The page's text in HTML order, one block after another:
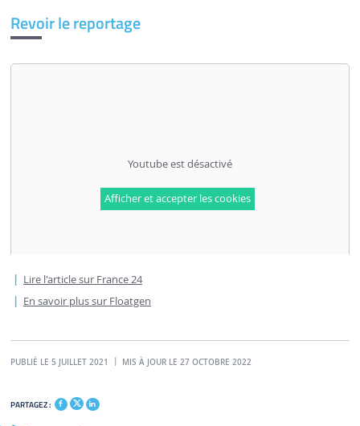
Revoir le reportage
Youtube est désactivé
Afficher et accepter les cookies
Lire l'article sur France 24
En savoir plus sur Floatgen
PUBLIÉ LE 5 JUILLET 2021 MIS À JOUR LE 27 OCTOBRE 2022
PARTAGEZ :